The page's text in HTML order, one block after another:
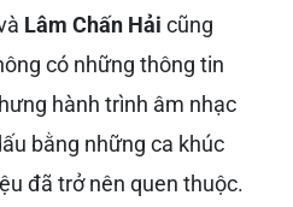
Lâm Chấn Hải cũng
có những thông tin
hành trình âm nhạc
bằng những ca khúc
đã trở nên quen thuộc.